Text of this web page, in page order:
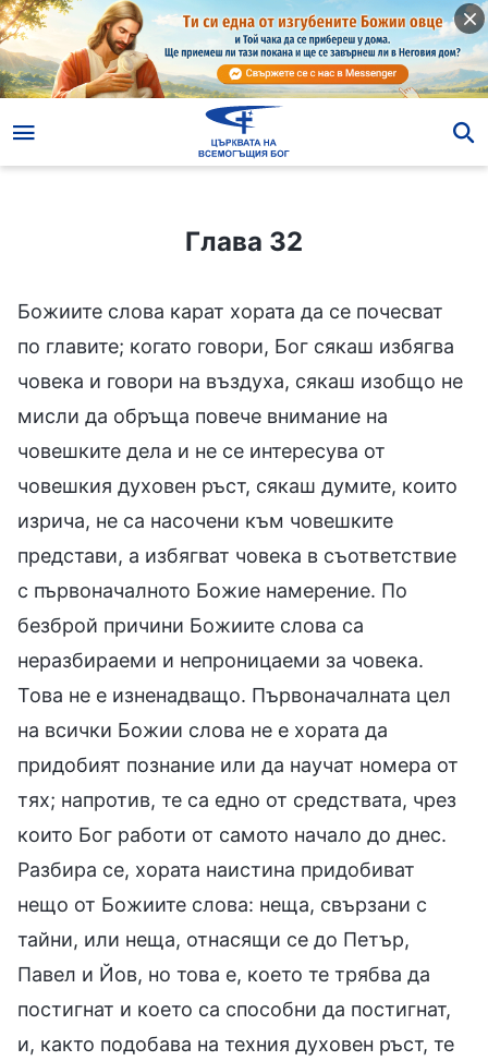
Глава 32
Божиите слова карат хората да се почесват
по главите; когато говори, Бог сякаш избягва
човека и говори на въздуха, сякаш изобщо не
мисли да обръща повече внимание на
човешките дела и не се интересува от
човешкия духовен ръст, сякаш думите, които
изрича, не са насочени към човешките
представи, а избягват човека в съответствие
с първоначалното Божие намерение. По
безброй причини Божиите слова са
неразбираеми и непроницаеми за човека.
Това не е изненадващо. Първоначалната цел
на всички Божии слова не е хората да
придобият познание или да научат номера от
тях; напротив, те са едно от средствата, чрез
които Бог работи от самото начало до днес.
Разбира се, хората наистина придобиват
нещо от Божиите слова: неща, свързани с
тайни, или неща, отнасящи се до Петър,
Павел и Йов, но това е, което те трябва да
постигнат и което са способни да постигнат,
и, както подобава на техния духовен ръст, те